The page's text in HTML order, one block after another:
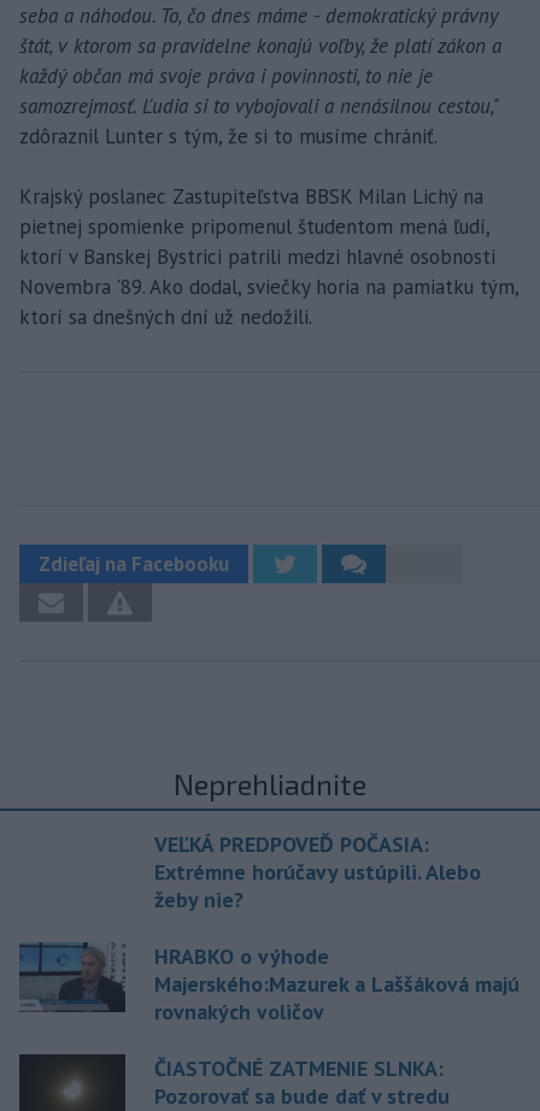
seba a náhodou. To, čo dnes máme - demokratický právny
štát, v ktorom sa pravidelne konajú voľby, že platí zákon a
každý občan má svoje práva i povinnosti, to nie je
samozrejmosť. Ľudia si to vybojovali a nenásilnou cestou,"
zdôraznil Lunter s tým, že si to musíme chrániť.
Krajský poslanec Zastupiteľstva BBSK Milan Lichý na
pietnej spomienke pripomenul študentom mená ľudí,
ktorí v Banskej Bystrici patrili medzi hlavné osobnosti
Novembra '89. Ako dodal, sviečky horia na pamiatku tým,
ktorí sa dnešných dní už nedožili.
Zdieľaj na Facebooku
Neprehliadnite
VEĽKÁ PREDPOVEĎ POČASIA:
Extrémne horúčavy ustúpili. Alebo
žeby nie?
HRABKO o výhode
Majerského:Mazurek a Laššáková majú
rovnakých voličov
ČIASTOČNÉ ZATMENIE SLNKA:
Pozorovať sa bude dať v stredu